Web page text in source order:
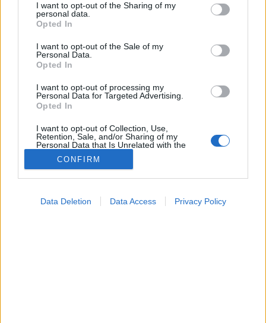
not limited to your visit or usage behaviour. You may click to
grant or deny consent to Google and its third-party tags to
use your data for below specified purposes in below Google
consent section.
I want to opt-out of the Sharing of my
personal data.
Opted In
I want to opt-out of the Sale of my
Personal Data.
Opted In
I want to opt-out of processing my
Personal Data for Targeted Advertising.
Opted In
I want to opt-out of Collection, Use,
Retention, Sale, and/or Sharing of my
Personal Data that Is Unrelated with the
Purposes for which it was collected.
Opted Out
CONFIRM
Data Deletion Data Access Privacy Policy